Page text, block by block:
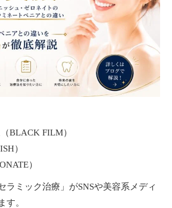
BLACK FILM）
）
）
ラミック治療」がSNSや美容系メディ
す。